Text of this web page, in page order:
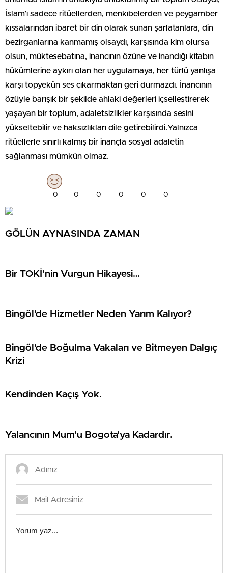
İslam’ı sadece ritüellerden, menkıbelerden ve peygamber
kıssalarından ibaret bir din olarak sunan şarlatanlara, din
bezirganlarına kanmamış olsaydı, karşısında kim olursa
olsun, müktesebatına, inancının özüne ve inandığı kitabın
hükümlerine aykırı olan her uygulamaya, her türlü yanlışa
karşı topyekûn ses çıkarmaktan geri durmazdı. İnancının
özüyle barışık bir şekilde ahlaki değerleri içselleştirerek
yaşayan bir toplum, adaletsizlikler karşısında sesini
yükseltebilir ve haksızlıkları dile getirebilirdi.Yalnızca
ritüellerle sınırlı kalmış bir inançla sosyal adaletin
sağlanması mümkün olmaz.
0 0 0 0 0 0
GÖLÜN AYNASINDA ZAMAN
Bir TOKİ’nin Vurgun Hikayesi…
Bingöl’de Hizmetler Neden Yarım Kalıyor?
Bingöl’de Boğulma Vakaları ve Bitmeyen Dalgıç
Krizi
Kendinden Kaçış Yok.
Yalancının Mum’u Bogota’ya Kadardır.